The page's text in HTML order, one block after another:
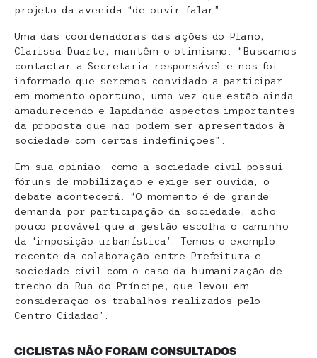
projeto da avenida “de ouvir falar”.
Uma das coordenadoras das ações do Plano,
Clarissa Duarte, mantêm o otimismo: “Buscamos
contactar a Secretaria responsável e nos foi
informado que seremos convidado a participar
em momento oportuno, uma vez que estão ainda
amadurecendo e lapidando aspectos importantes
da proposta que não podem ser apresentados à
sociedade com certas indefinições”.
Em sua opinião, como a sociedade civil possui
fóruns de mobilização e exige ser ouvida, o
debate acontecerá. “O momento é de grande
demanda por participação da sociedade, acho
pouco provável que a gestão escolha o caminho
da ‘imposição urbanística’. Temos o exemplo
recente da colaboração entre Prefeitura e
sociedade civil com o caso da humanização de
trecho da Rua do Príncipe, que levou em
consideração os trabalhos realizados pelo
Centro Cidadão’.
CICLISTAS NÃO FORAM CONSULTADOS